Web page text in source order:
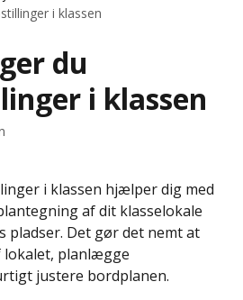
i klassen
du
i klassen
i klassen hjælper dig med
af dit klasselokale
pladser. Det gør det nemt at
planlægge
justere bordplanen.